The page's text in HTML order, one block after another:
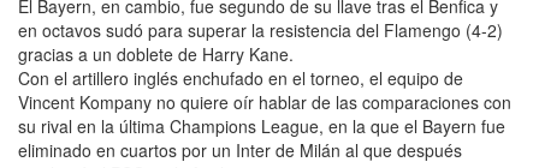
El Bayern, en cambio, fue segundo de su llave tras el Benfica y
en octavos sudó para superar la resistencia del Flamengo (4-2)
gracias a un doblete de Harry Kane.
Con el artillero inglés enchufado en el torneo, el equipo de
Vincent Kompany no quiere oír hablar de las comparaciones con
su rival en la última Champions League, en la que el Bayern fue
eliminado en cuartos por un Inter de Milán al que después